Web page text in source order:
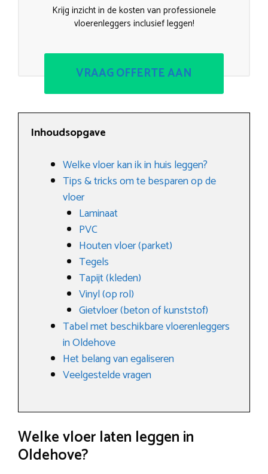
Krijg inzicht in de kosten van professionele
vloerenleggers inclusief leggen!
VRAAG OFFERTE AAN
Inhoudsopgave
Welke vloer kan ik in huis leggen?
Tips & tricks om te besparen op de
vloer
Laminaat
PVC
Houten vloer (parket)
Tegels
Tapijt (kleden)
Vinyl (op rol)
Gietvloer (beton of kunststof)
Tabel met beschikbare vloerenleggers
in Oldehove
Het belang van egaliseren
Veelgestelde vragen
Welke vloer laten leggen in
Oldehove?